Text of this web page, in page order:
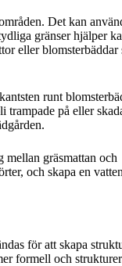
Det kan
gränser hjälper
eller blomsterbäddar
runt
trampade på eller
mellan gräsmattan och
och skapa en
för att skapa
formell och